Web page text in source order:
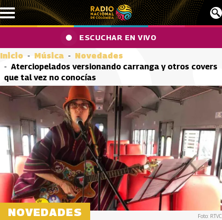
Pasar al contenido principal
ESCUCHAR EN VIVO
Inicio Música
Novedades
Aterciopelados versionando carranga y otros covers
que tal vez no conocías
NOVEDADES Foto: RTVC